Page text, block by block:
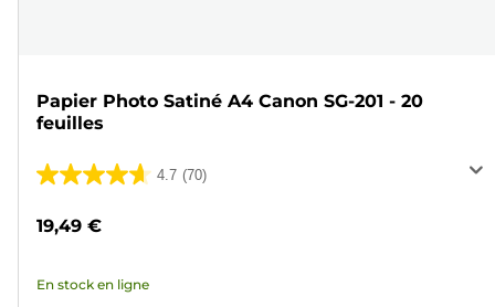
Papier Photo Satiné A4 Canon SG-201 - 20
feuilles
4.7 (70)
4.7
70
19,49 €
En stock en ligne